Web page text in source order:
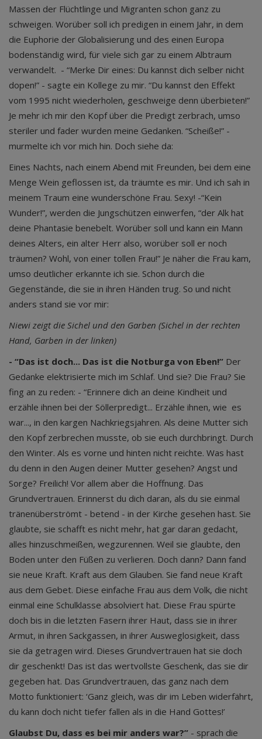
Massen der Flüchtlinge und Migranten schon ganz zu
schweigen. Worüber soll ich predigen in einem Jahr, in dem
die Euphorie der Globalisierung und des einen Europa
bodenständig wird, für viele sich gar zu einem Albtraum
verwandelt. - “Merke Dir eines: Du kannst dich selber nicht
dopen!” - sagte ein Kollege zu mir. “Du kannst den Effekt
vom 1995 nicht wiederholen, geschweige denn überbieten!”
Je mehr ich mir den Kopf über die Predigt zerbrach, umso
steriler und fader wurden meine Gedanken. “Scheiße!” -
murmelte ich vor mich hin. Doch siehe da:
Eines Nachts, nach einem Abend mit Freunden, bei dem eine
Menge Wein geflossen ist, da träumte es mir. Und ich sah in
meinem Traum eine wunderschöne Frau. Sexy! -“Kein
Wunder!”, werden die Jungschützen einwerfen, “der Alk hat
deine Phantasie benebelt. Worüber soll und kann ein Mann
deines Alters, ein alter Herr also, worüber soll er noch
träumen? Wohl, von einer tollen Frau!” Je näher die Frau kam,
umso deutlicher erkannte ich sie. Schon durch die
Gegenstände, die sie in ihren Händen trug. So und nicht
anders stand sie vor mir:
Niewi zeigt die Sichel und den Garben (Sichel in der rechten
Hand, Garben in der linken)
- “Das ist doch... Das ist die Notburga von Eben!” Der
Gedanke elektrisierte mich im Schlaf. Und sie? Die Frau? Sie
fing an zu reden: - “Erinnere dich an deine Kindheit und
erzähle ihnen bei der Söllerpredigt... Erzähle ihnen, wie es
war..., in den kargen Nachkriegsjahren. Als deine Mutter sich
den Kopf zerbrechen musste, ob sie euch durchbringt. Durch
den Winter. Als es vorne und hinten nicht reichte. Was hast
du denn in den Augen deiner Mutter gesehen? Angst und
Sorge? Freilich! Vor allem aber die Hoffnung. Das
Grundvertrauen. Erinnerst du dich daran, als du sie einmal
tränenüberströmt - betend - in der Kirche gesehen hast. Sie
glaubte, sie schafft es nicht mehr, hat gar daran gedacht,
alles hinzuschmeißen, wegzurennen. Weil sie glaubte, den
Boden unter den Füßen zu verlieren. Doch dann? Dann fand
sie neue Kraft. Kraft aus dem Glauben. Sie fand neue Kraft
aus dem Gebet. Diese einfache Frau aus dem Volk, die nicht
einmal eine Schulklasse absolviert hat. Diese Frau spürte
doch bis in die letzten Fasern ihrer Haut, dass sie in ihrer
Armut, in ihren Sackgassen, in ihrer Ausweglosigkeit, dass
sie da getragen wird. Dieses Grundvertrauen hat sie doch
dir geschenkt! Das ist das wertvollste Geschenk, das sie dir
gegeben hat. Das Grundvertrauen, das ganz nach dem
Motto funktioniert: ‘Ganz gleich, was dir im Leben widerfährt,
du kann doch nicht tiefer fallen als in die Hand Gottes!’
Glaubst Du, dass es bei mir anders war?” - sprach die